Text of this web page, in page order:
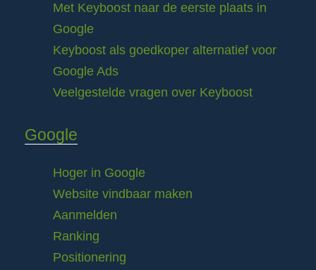
Met Keyboost naar de eerste plaats in
Google
Keyboost als goedkoper alternatief voor
Google Ads
Veelgestelde vragen over Keyboost
Google
Hoger in Google
Website vindbaar maken
Aanmelden
Ranking
Positionering